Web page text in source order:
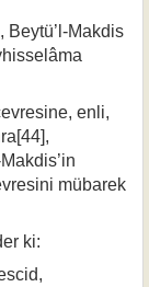
Beytü’l-Makdis
enli,
mübarek
ki: